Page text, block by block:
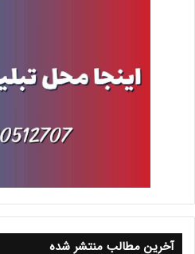
آخرین مطالب منتشر شده